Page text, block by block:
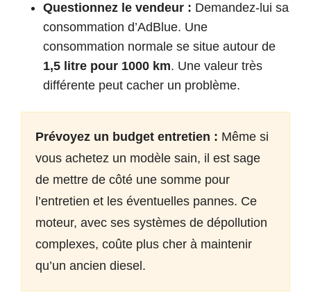
Questionnez le vendeur : Demandez-lui sa
consommation d’AdBlue. Une
consommation normale se situe autour de
1,5 litre pour 1000 km. Une valeur très
différente peut cacher un problème.
Prévoyez un budget entretien : Même si
vous achetez un modèle sain, il est sage
de mettre de côté une somme pour
l’entretien et les éventuelles pannes. Ce
moteur, avec ses systèmes de dépollution
complexes, coûte plus cher à maintenir
qu’un ancien diesel.